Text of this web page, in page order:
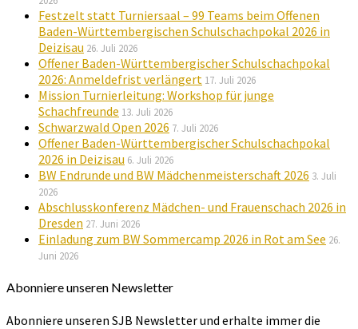
Festzelt statt Turniersaal – 99 Teams beim Offenen
Baden-Württembergischen Schulschachpokal 2026 in
Deizisau 26. Juli 2026
Offener Baden-Württembergischer Schulschachpokal
2026: Anmeldefrist verlängert 17. Juli 2026
Mission Turnierleitung: Workshop für junge
Schachfreunde 13. Juli 2026
Schwarzwald Open 2026 7. Juli 2026
Offener Baden-Württembergischer Schulschachpokal
2026 in Deizisau 6. Juli 2026
BW Endrunde und BW Mädchenmeisterschaft 2026 3. Juli
2026
Abschlusskonferenz Mädchen- und Frauenschach 2026 in
Dresden 27. Juni 2026
Einladung zum BW Sommercamp 2026 in Rot am See 26.
Juni 2026
Abonniere unseren Newsletter
Abonniere unseren SJB Newsletter und erhalte immer die